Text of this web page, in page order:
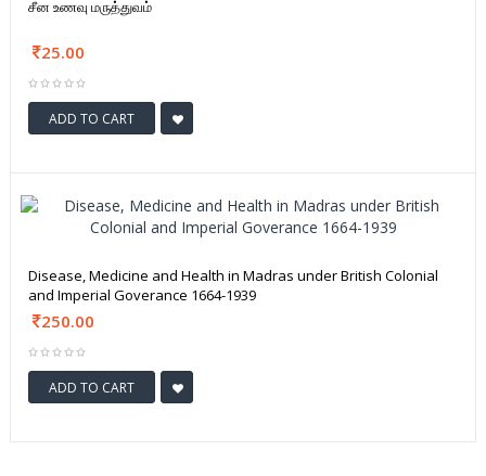
சீன உணவு மருத்துவம்
25.00
ADD TO CART
Disease, Medicine and Health in Madras under British Colonial
and Imperial Goverance 1664-1939
250.00
ADD TO CART